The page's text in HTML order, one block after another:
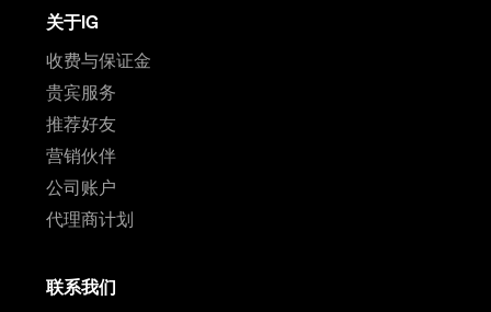
关于IG
收费与保证金
贵宾服务
推荐好友
营销伙伴
公司账户
代理商计划
联系我们